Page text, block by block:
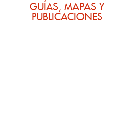
GUÍAS, MAPAS Y
PUBLICACIONES